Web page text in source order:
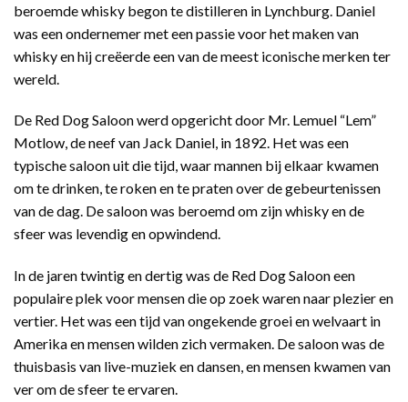
beroemde whisky begon te distilleren in Lynchburg. Daniel
was een ondernemer met een passie voor het maken van
whisky en hij creëerde een van de meest iconische merken ter
wereld.
De Red Dog Saloon werd opgericht door Mr. Lemuel “Lem”
Motlow, de neef van Jack Daniel, in 1892. Het was een
typische saloon uit die tijd, waar mannen bij elkaar kwamen
om te drinken, te roken en te praten over de gebeurtenissen
van de dag. De saloon was beroemd om zijn whisky en de
sfeer was levendig en opwindend.
In de jaren twintig en dertig was de Red Dog Saloon een
populaire plek voor mensen die op zoek waren naar plezier en
vertier. Het was een tijd van ongekende groei en welvaart in
Amerika en mensen wilden zich vermaken. De saloon was de
thuisbasis van live-muziek en dansen, en mensen kwamen van
ver om de sfeer te ervaren.